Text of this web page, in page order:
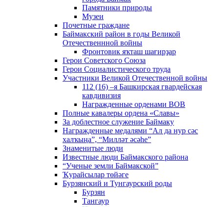
Памятники природы
Музеи
Почетные граждане
Баймакский район в годы Великой
Отечественнной войны
Фронтовик яҡташ шағирҙар
Герои Советского Союза
Герои Социалистического труда
Участники Великой Отечественной войны
112 (16) –я Башкирская гвардейская
кавдивизия
Награжденные орденами ВОВ
Полные кавалеры ордена «Славы»
За доблестное служение Баймаку
Награжденные медалями “Ал да нур сәс
халҡыңа”, “Милләт әсәһе”
Знаменитые люди
Известные люди Баймакского района
“Ученые земли Баймакской”
Ҡурайсылар төйәге
Бурзянский и Тунгаурский роды
Бурзян
Тангаур